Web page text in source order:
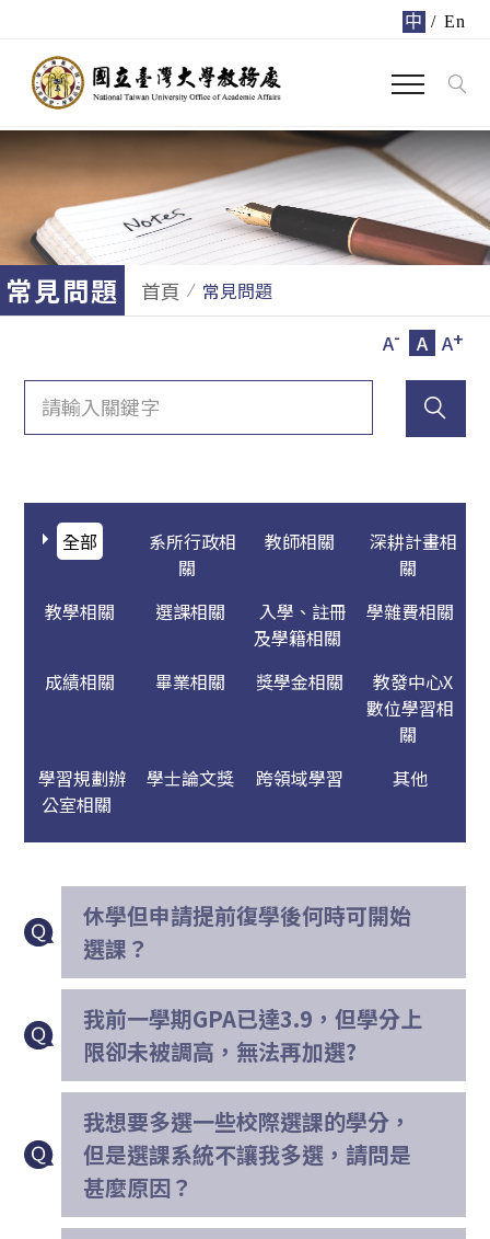
中 / En
常見問題 首頁
常見問題
A- A A+
全部
系所行政相
關
教師相關
深耕計畫相
關
教學相關
選課相關
入學、註冊
及學籍相關
學雜費相關
成績相關 畢業相關 獎學金相關
教發中心X
數位學習相
關
學習規劃辦
公室相關
學士論文獎 跨領域學習 其他
休學但申請提前復學後何時可開始
選課？
我前一學期GPA已達3.9，但學分上
限卻未被調高，無法再加選?
我想要多選一些校際選課的學分，
但是選課系統不讓我多選，請問是
甚麼原因？